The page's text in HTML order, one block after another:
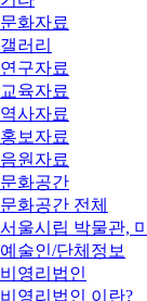
문화자료
갤러리
연구자료
교육자료
역사자료
홍보자료
음원자료
문화공간
문화공간 전체
서울시립 박물관,
예술인/단체정보
비영리법인
비영리법인 이란?